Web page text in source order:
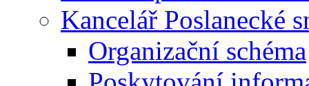
Kancelář Poslanecké
Organizační schéma